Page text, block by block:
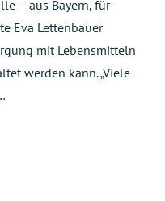
– aus Bayern, für
Eva Lettenbauer
mit Lebensmitteln
werden kann. „Viele